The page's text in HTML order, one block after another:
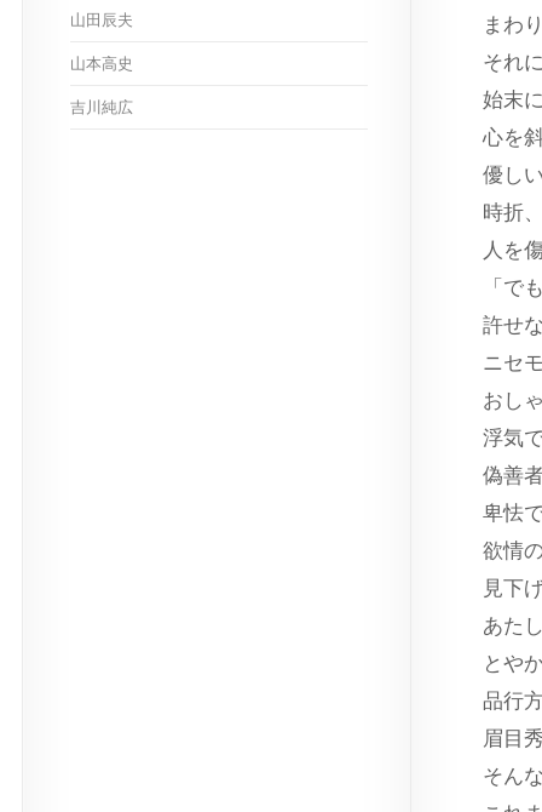
まわ
それ
始末
心を
優し
時折
人を
「で
許せ
ニセ
おし
浮気
偽善
卑怯
欲情
見下
あた
とや
品行
眉目
そん
山田辰夫
山本高史
吉川純広